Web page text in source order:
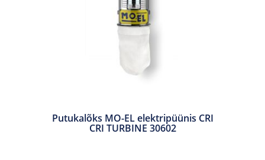
Putukalõks MO-EL elektripüünis CRI
CRI TURBINE 30602